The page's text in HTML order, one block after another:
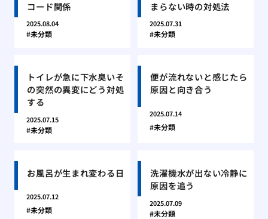
コード関係
2025.08.04
未分類
まらない時の対処法
2025.07.31
未分類
トイレが急に下水臭いそ
の突然の異変にどう対処
する
2025.07.15
未分類
便が流れないと感じたら
原因と向き合う
2025.07.14
未分類
お風呂が生まれ変わる日
2025.07.12
未分類
洗濯機水が出ない冷静に
原因を追う
2025.07.09
未分類